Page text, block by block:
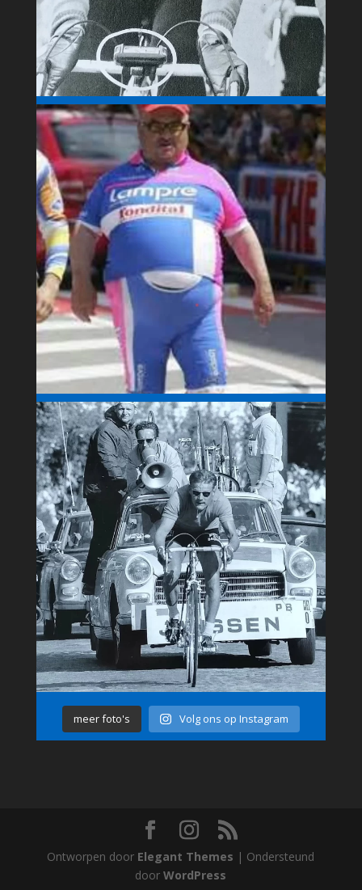
meer foto's Volg ons op Instagram
Ontworpen door Elegant Themes | Ondersteund
doorWordPress